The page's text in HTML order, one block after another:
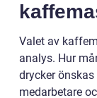
Valet av
analys. Hur
drycker
medarbetare